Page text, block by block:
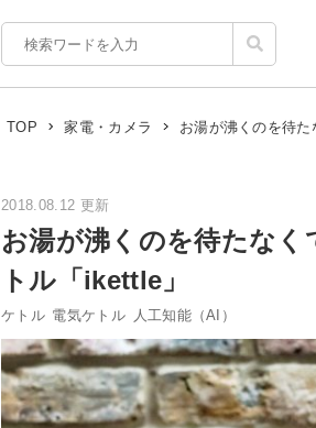
TOP 家電・カメラ お湯が沸くのを待
2018.08.12 更新
お湯が沸くのを待たな
トル「ikettle」
ケトル 電気ケトル 人工知能（AI）